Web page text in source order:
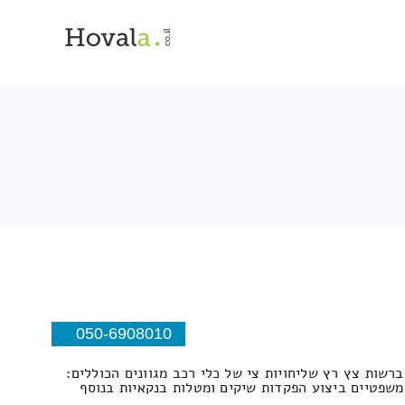
050-6908010
צץ רץ שליחויות צי של כלי רכב מגוונים הכוללים:
ביצוע הפקדות שיקים ומטלות בנקאיות בנוסף